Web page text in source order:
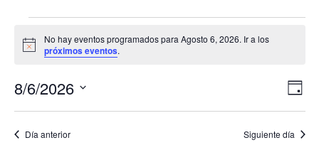
en
Agosto
6,
2026
Aviso
No hay eventos programados para Agosto 6, 2026. Ir a los
próximos eventos.
de
de
Día
8/6/2026
Día anterior Siguiente día